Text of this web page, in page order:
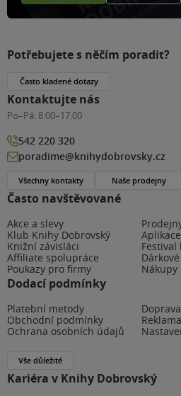
Často navštěvované
Akce a slevy
Klub Knihy Dobrovský
Knižní závisláci
Festival
Affiliate spolupráce
Poukazy pro firmy
Nákupy
Dodací podmínky
Platební metody
Doprava
Obchodní podmínky
Ochrana osobních údajů
Vše důležité
Kariéra v Knihy Dobrovský
Potřebujete s něčím poradit?
Často kladené dotazy
Kontaktujte nás
Po–Pá: 8:00–17:00
542 220 320
poradime@knihydobrovsky.cz
Všechny kontakty Naše prodejny